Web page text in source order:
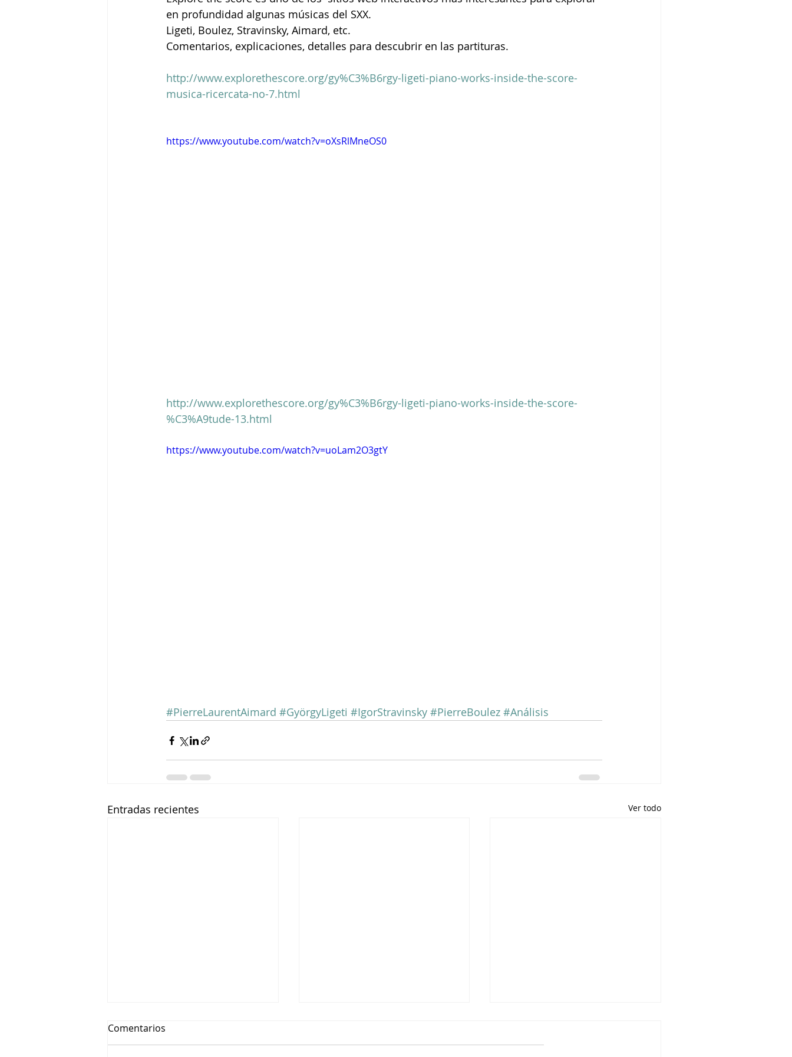
Tigram Hamasyan Arvo Pärt Clare Fischer Jimin Park Pat Metheny Phineas Newborn
en profundidad algunas músicas del SXX.
Ligeti, Boulez, Stravinsky, Aimard, etc.
Comentarios, explicaciones, detalles para descubrir en las partituras.
http://www.explorethescore.org/gy%C3%B6rgy-ligeti-piano-works-inside-the-score-
musica-ricercata-no-7.html
https://www.youtube.com/watch?v=oXsRlMneOS0
http://www.explorethescore.org/gy%C3%B6rgy-ligeti-piano-works-inside-the-score-
%C3%A9tude-13.html
https://www.youtube.com/watch?v=uoLam2O3gtY
#PierreLaurentAimard #GyörgyLigeti #IgorStravinsky #PierreBoulez #Análisis
Entradas recientes Ver todo
Comentarios